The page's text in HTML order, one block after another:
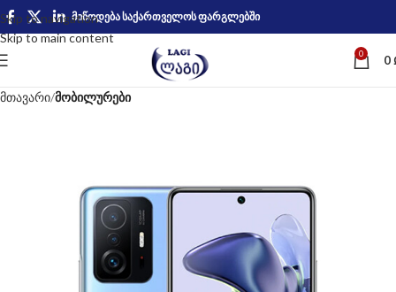
Skip to navigation
Skip to main content
მიწოდება საქართველოს ფარგლებში
0 0
მთავარი მობილურები